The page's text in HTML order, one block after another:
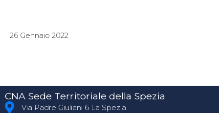
26 Gennaio 2022
CNA Sede Territoriale della Spezia
Via Padre Giuliani 6 La Spezia